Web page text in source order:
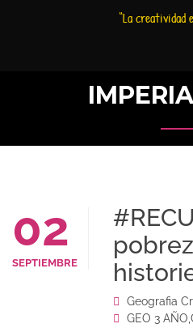
“La
02
SEPTIEMBRE
Geografia
GEO 3 AÑO,